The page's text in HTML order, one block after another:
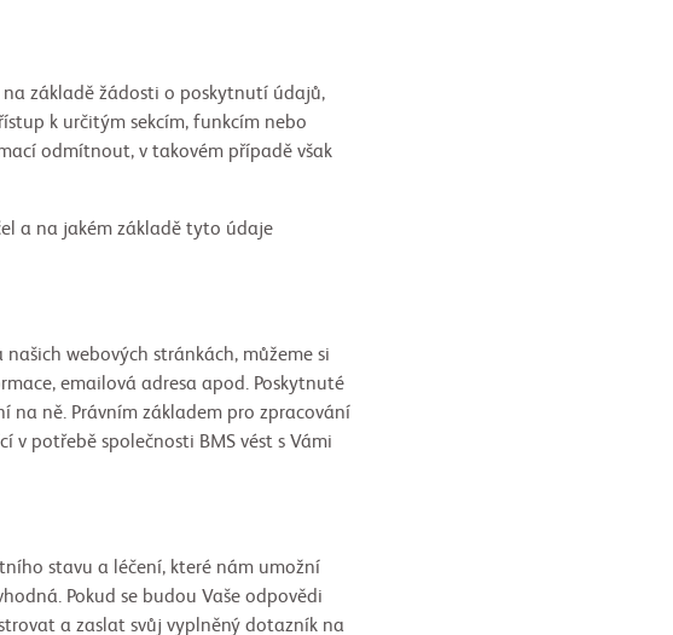
na základě žádosti o poskytnutí údajů,
k určitým sekcím, funkcím nebo
odmítnout, v takovém případě však
a na jakém základě tyto údaje
webových stránkách, můžeme si
emailová adresa apod. Poskytnuté
na ně. Právním základem pro zpracování
potřebě společnosti BMS vést s Vámi
stavu a léčení, které nám umožní
Pokud se budou Vaše odpovědi
a zaslat svůj vyplněný dotazník na